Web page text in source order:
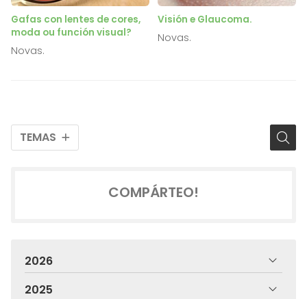
TEMAS
Gafas con lentes de cores,
moda ou función visual?
Novas.
Visión e Glaucoma.
Novas.
COMPÁRTEO!
2026
2025